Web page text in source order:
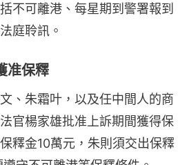
不可離港、每星期到警署報到
庭聆訊。
准保釋
、朱霜叶，以及任中間人的商
官楊家雄批准上訴期間獲得保
釋金10萬元，朱則須交出保釋